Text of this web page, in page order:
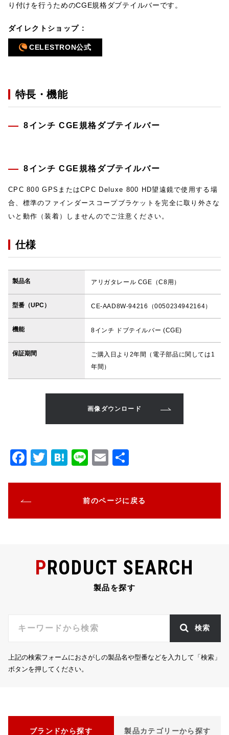
り付けを行うためのCGE規格ダブテイルバーです。
ダイレクトショップ :
CELESTRON公式
特長・機能
8インチ CGE規格ダブテイルバー
8インチ CGE規格ダブテイルバー
CPC 800 GPSまたはCPC Deluxe 800 HD望遠鏡で使用する場
合、標準のファインダースコープブラケットを完全に取り外さな
いと動作（装着）しませんのでご注意ください。
仕様
製品名 アリガタレール CGE（C8用）
型番（UPC） CE-AAD8W-94216（0050234942164）
機能 8インチ ドブテイルバー (CGE)
保証期間
ご購入日より2年間（電子部品に関しては1
年間）
画像ダウンロード
F
e
b
o
T
r
H
a
Li
E
l
前のページに戻る
PRODUCT SEARCH
製品を探す
検索
上記の検索フォームにおさがしの製品名や型番などを入力して「検索」
ボタンを押してください。
ブランドから探す 製品カテゴリーから探す